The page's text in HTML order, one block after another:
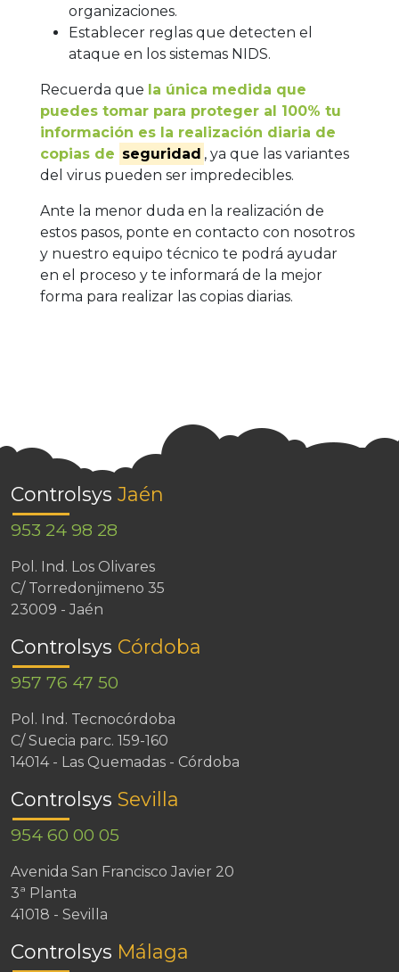
organizaciones.
Establecer reglas que detecten el
ataque en los sistemas NIDS.
Recuerda que la única medida que
puedes tomar para proteger al 100% tu
información es la realización diaria de
copias de seguridad , ya que las variantes
del virus pueden ser impredecibles.
Ante la menor duda en la realización de
estos pasos, ponte en contacto con nosotros
y nuestro equipo técnico te podrá ayudar
en el proceso y te informará de la mejor
forma para realizar las copias diarias.
Controlsys Jaén
953 24 98 28
Pol. Ind. Los Olivares
C/ Torredonjimeno 35
23009 - Jaén
Controlsys Córdoba
957 76 47 50
Pol. Ind. Tecnocórdoba
C/ Suecia parc. 159-160
14014 - Las Quemadas - Córdoba
Controlsys Sevilla
954 60 00 05
Avenida San Francisco Javier 20
3ª Planta
41018 - Sevilla
Controlsys Málaga